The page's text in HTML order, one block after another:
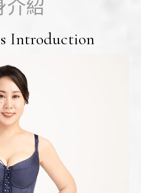
介紹
Introduction